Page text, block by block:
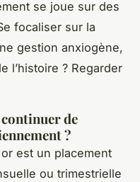
se joue sur des
focaliser sur la
gestion anxiogène,
l’histoire ? Regarder
de
?
est un placement
ou trimestrielle